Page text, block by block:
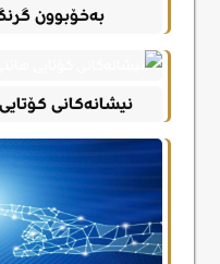
بەخۆبوون
نیشانەکانی